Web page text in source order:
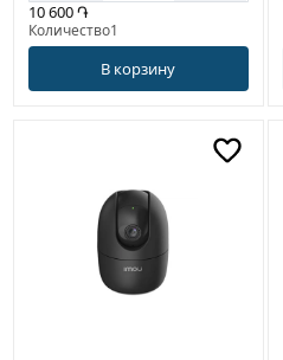
10 600 ֏
Количество1
В корзину